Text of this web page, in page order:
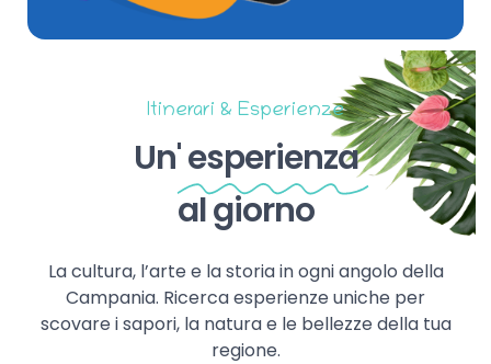
Itinerari & Esperienze
Un'esperienza
al giorno
La cultura, l’arte e la storia in ogni angolo della
Campania. Ricerca esperienze uniche per
scovare i sapori, la natura e le bellezze della tua
regione.